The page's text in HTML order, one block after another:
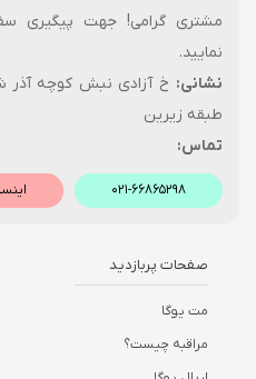
مشتری گرامی! جهت پیگیری
نمایید.
نشانی:
طبقه زیرین
تماس:
۰۲۱-۶۶۸۶۵۲۹۸
صفحات پربازدید
مت یوگا
مراقبه چیست؟